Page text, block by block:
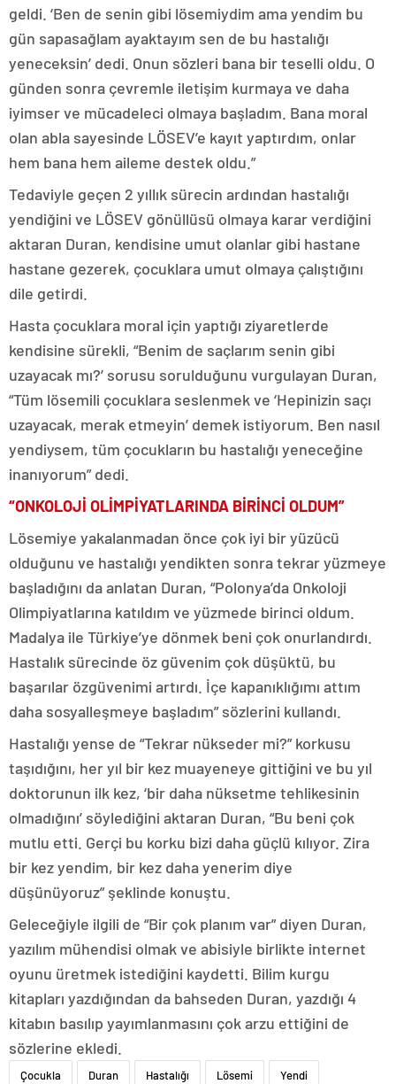
geldi. ‘Ben de senin gibi lösemiydim ama yendim bu
gün sapasağlam ayaktayım sen de bu hastalığı
yeneceksin’ dedi. Onun sözleri bana bir teselli oldu. O
günden sonra çevremle iletişim kurmaya ve daha
iyimser ve mücadeleci olmaya başladım. Bana moral
olan abla sayesinde LÖSEV’e kayıt yaptırdım, onlar
hem bana hem aileme destek oldu.”
Tedaviyle geçen 2 yıllık sürecin ardından hastalığı
yendiğini ve LÖSEV gönüllüsü olmaya karar verdiğini
aktaran Duran, kendisine umut olanlar gibi hastane
hastane gezerek, çocuklara umut olmaya çalıştığını
dile getirdi.
Hasta çocuklara moral için yaptığı ziyaretlerde
kendisine sürekli, “Benim de saçlarım senin gibi
uzayacak mı?’ sorusu sorulduğunu vurgulayan Duran,
“Tüm lösemili çocuklara seslenmek ve ‘Hepinizin saçı
uzayacak, merak etmeyin’ demek istiyorum. Ben nasıl
yendiysem, tüm çocukların bu hastalığı yeneceğine
inanıyorum” dedi.
“ONKOLOJİ OLİMPİYATLARINDA BİRİNCİ OLDUM”
Lösemiye yakalanmadan önce çok iyi bir yüzücü
olduğunu ve hastalığı yendikten sonra tekrar yüzmeye
başladığını da anlatan Duran, “Polonya’da Onkoloji
Olimpiyatlarına katıldım ve yüzmede birinci oldum.
Madalya ile Türkiye’ye dönmek beni çok onurlandırdı.
Hastalık sürecinde öz güvenim çok düşüktü, bu
başarılar özgüvenimi artırdı. İçe kapanıklığımı attım
daha sosyalleşmeye başladım” sözlerini kullandı.
Hastalığı yense de “Tekrar nükseder mi?” korkusu
taşıdığını, her yıl bir kez muayeneye gittiğini ve bu yıl
doktorunun ilk kez, ‘bir daha nüksetme tehlikesinin
olmadığını’ söylediğini aktaran Duran, “Bu beni çok
mutlu etti. Gerçi bu korku bizi daha güçlü kılıyor. Zira
bir kez yendim, bir kez daha yenerim diye
düşünüyoruz” şeklinde konuştu.
Geleceğiyle ilgili de “Bir çok planım var” diyen Duran,
yazılım mühendisi olmak ve abisiyle birlikte internet
oyunu üretmek istediğini kaydetti. Bilim kurgu
kitapları yazdığından da bahseden Duran, yazdığı 4
kitabın basılıp yayımlanmasını çok arzu ettiğini de
sözlerine ekledi.
Çocukla Duran Hastalığı Lösemi Yendi